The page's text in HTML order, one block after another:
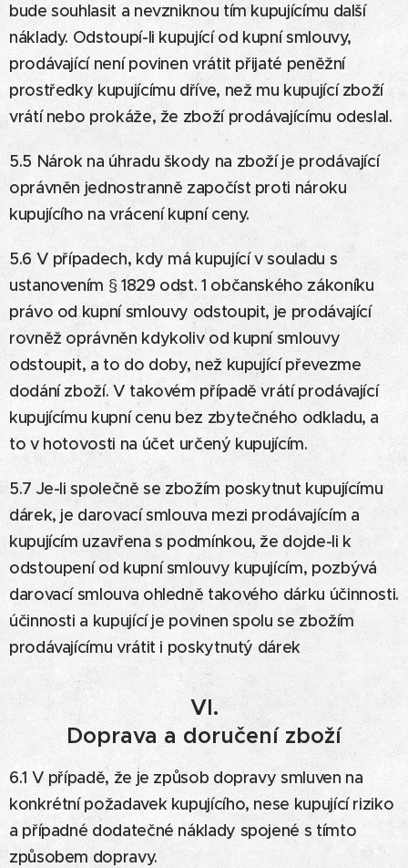
bude souhlasit a nevzniknou tím kupujícímu další
náklady. Odstoupí-li kupující od kupní smlouvy,
prodávající není povinen vrátit přijaté peněžní
prostředky kupujícímu dříve, než mu kupující zboží
vrátí nebo prokáže, že zboží prodávajícímu odeslal.
5.5 Nárok na úhradu škody na zboží je prodávající
oprávněn jednostranně započíst proti nároku
kupujícího na vrácení kupní ceny.
5.6 V případech, kdy má kupující v souladu s
ustanovením § 1829 odst. 1 občanského zákoníku
právo od kupní smlouvy odstoupit, je prodávající
rovněž oprávněn kdykoliv od kupní smlouvy
odstoupit, a to do doby, než kupující převezme
dodání zboží. V takovém případě vrátí prodávající
kupujícímu kupní cenu bez zbytečného odkladu, a
to v hotovosti na účet určený kupujícím.
5.7 Je-li společně se zbožím poskytnut kupujícímu
dárek, je darovací smlouva mezi prodávajícím a
kupujícím uzavřena s podmínkou, že dojde-li k
odstoupení od kupní smlouvy kupujícím, pozbývá
darovací smlouva ohledně takového dárku účinnosti.
účinnosti a kupující je povinen spolu se zbožím
prodávajícímu vrátit i poskytnutý dárek
VI.
Doprava a doručení zboží
6.1 V případě, že je způsob dopravy smluven na
konkrétní požadavek kupujícího, nese kupující riziko
a případné dodatečné náklady spojené s tímto
způsobem dopravy.